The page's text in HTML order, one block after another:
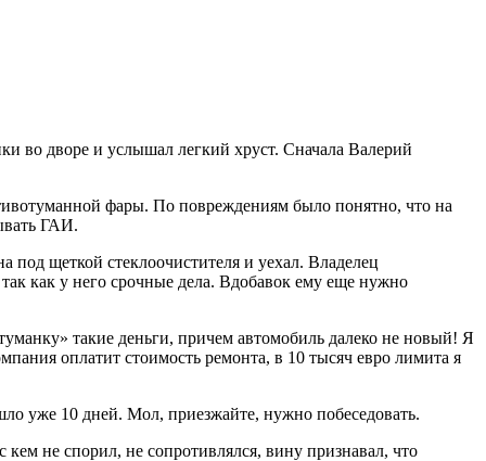
во дворе и услышал легкий хруст. Сначала Валерий
фары. По повреждениям было понятно, что на
ГАИ.
щеткой стеклоочистителя и уехал. Владелец
так как у него срочные дела. Вдобавок ему еще нужно
такие деньги, причем автомобиль далеко не новый! Я
оплатит стоимость ремонта, в 10 тысяч евро лимита я
уже 10 дней. Мол, приезжайте, нужно побеседовать.
не спорил, не сопротивлялся, вину признавал, что